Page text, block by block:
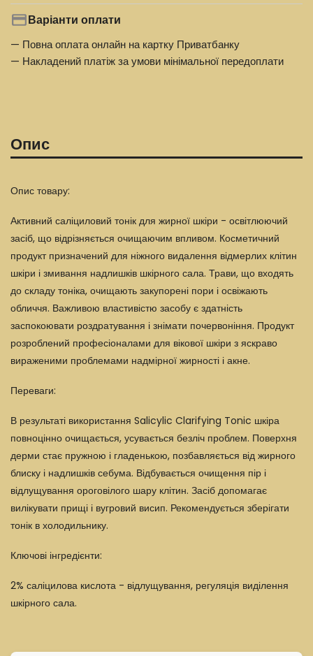
Варіанти оплати
— Повна оплата онлайн на картку Приватбанку
— Накладений платіж за умови мінімальної передоплати
Опис
Опис товару:
Активний саліциловий тонік для жирної шкіри - освітлюючий
засіб, що відрізняється очищаючим впливом. Косметичний
продукт призначений для ніжного видалення відмерлих клітин
шкіри і змивання надлишків шкірного сала. Трави, що входять
до складу тоніка, очищають закупорені пори і освіжають
обличчя. Важливою властивістю засобу є здатність
заспокоювати роздратування і знімати почервоніння. Продукт
розроблений професіоналами для вікової шкіри з яскраво
вираженими проблемами надмірної жирності і акне.
Переваги:
В результаті використання Salicylic Clarifying Tonic шкіра
повноцінно очищається, усувається безліч проблем. Поверхня
дерми стає пружною і гладенькою, позбавляється від жирного
блиску і надлишків себума. Відбувається очищення пір і
відлущування ороговілого шару клітин. Засіб допомагає
вилікувати прищі і вугровий висип. Рекомендується зберігати
тонік в холодильнику.
Ключові інгредієнти:
2% саліцилова кислота - відлущування, регуляція виділення
шкірного сала.